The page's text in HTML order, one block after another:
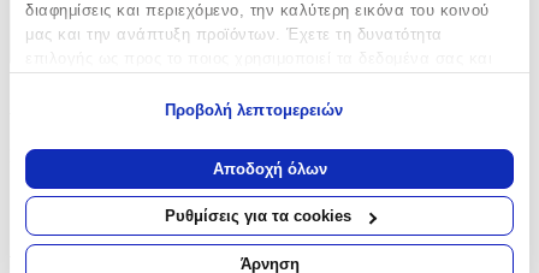
διαφημίσεις και περιεχόμενο, την καλύτερη εικόνα του κοινού
μας και την ανάπτυξη προϊόντων. Έχετε τη δυνατότητα
Να συλλέξουμε πληροφορίες σχετικά με τη γεωγραφική
σας τοποθεσία, οι οποίες μπορεί να είναι ακριβείς σε
απόσταση μερικών μέτρων
Να αναγνωρίσουμε τη συσκευή σας σαρώνοντας ενεργά
για συγκεκριμένα χαρακτηριστικά (δακτυλικό αποτύπωμα)
Προβολή λεπτομερειών
Αποδοχή όλων
Ρυθμίσεις για τα cookies
Άρνηση
Χαρακτηριστικά
Χαρακτηριστικά
Κατασκευαστής:
OEM
Αξιολογήσεις